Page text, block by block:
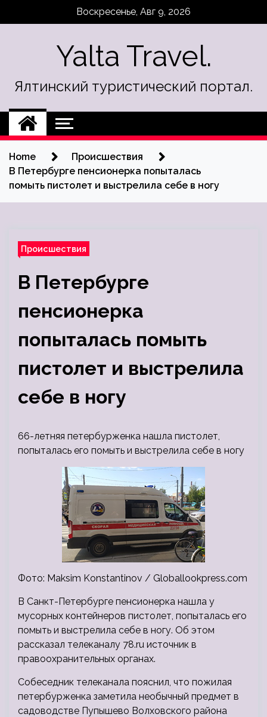
Воскресенье, Авг 9, 2026
Yalta Travel.
Ялтинский туристический портал.
Home
Происшествия
В Петербурге пенсионерка попыталась
помыть пистолет и выстрелила себе в ногу
Происшествия
В Петербурге
пенсионерка
попыталась помыть
пистолет и выстрелила
себе в ногу
66-летняя петербурженка нашла пистолет,
попыталась его помыть и выстрелила себе в ногу
Фото: Maksim Konstantinov / Globallookpress.com
В Санкт-Петербурге пенсионерка нашла у
мусорных контейнеров пистолет, попыталась его
помыть и выстрелила себе в ногу. Об этом
рассказал телеканалу 78.ru источник в
правоохранительных органах.
Собеседник телеканала пояснил, что пожилая
петербурженка заметила необычный предмет в
садоводстве Пупышево Волховского района